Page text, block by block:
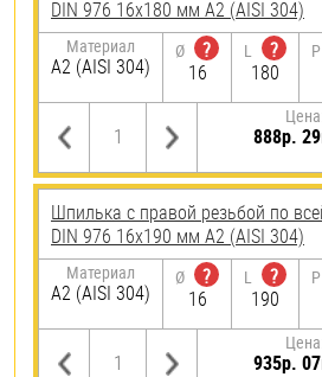
DIN 976 16х180 мм А2 (AISI 304)
Материал
А2 (AISI 304)
Ø
?
16
L
?
180
P
888р.
Шпилька с правой резьбой по
DIN 976 16х190 мм А2 (AISI 304)
Материал
А2 (AISI 304)
Ø
?
16
L
?
190
P
935р.